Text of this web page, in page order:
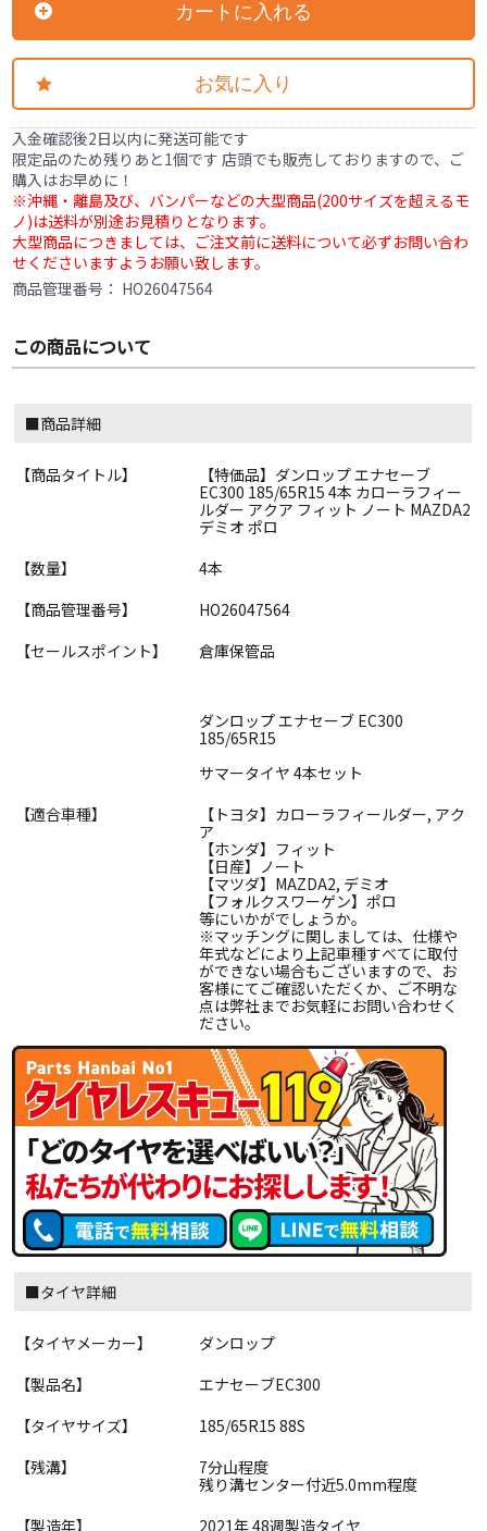
カートに入れる
お気に入り
入金確認後2日以内に発送可能です
限定品のため残りあと1個です 店頭でも販売しておりますので、ご
購入はお早めに！
※沖縄・離島及び、バンパーなどの大型商品(200サイズを超えるモ
ノ)は送料が別途お見積りとなります。
大型商品につきましては、ご注文前に送料について必ずお問い合わ
せくださいますようお願い致します。
商品管理番号： HO26047564
この商品について
■商品詳細
【商品タイトル】
【特価品】ダンロップ エナセーブ
EC300 185/65R15 4本 カローラフィー
ルダー アクア フィット ノート MAZDA2
デミオ ポロ
【数量】
4本
【商品管理番号】
HO26047564
【セールスポイント】
倉庫保管品
ダンロップ エナセーブ EC300
185/65R15
サマータイヤ 4本セット
【適合車種】
【トヨタ】カローラフィールダー, アク
ア
【ホンダ】フィット
【日産】ノート
【マツダ】MAZDA2, デミオ
【フォルクスワーゲン】ポロ
等にいかがでしょうか。
※マッチングに関しましては、仕様や
年式などにより上記車種すべてに取付
ができない場合もございますので、お
客様にてご確認いただくか、ご不明な
点は弊社までお気軽にお問い合わせく
ださい。
■タイヤ詳細
【タイヤメーカー】
ダンロップ
【製品名】
エナセーブEC300
【タイヤサイズ】
185/65R15 88S
【残溝】
7分山程度
残り溝センター付近5.0mm程度
【製造年】
2021年 48週製造タイヤ